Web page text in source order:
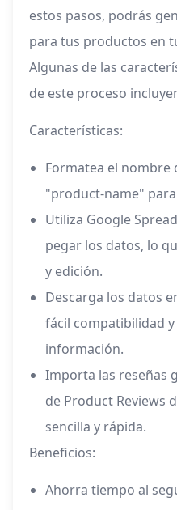
estos pasos, podrás
para tus productos en
Algunas de las
de este proceso
Características:
Formatea el
"product-name"
Utiliza Google
pegar los datos, lo
y edición.
Descarga los datos
fácil compatibilidad
información.
Importa las reseñas
de Product Reviews
sencilla y rápida.
Beneficios:
Ahorra tiempo al